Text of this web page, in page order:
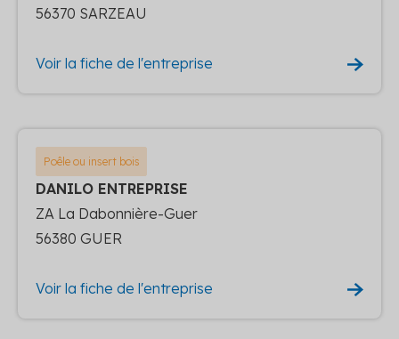
56370 SARZEAU
Voir la fiche de l'entreprise
Poêle ou insert bois
DANILO ENTREPRISE
ZA La Dabonnière-Guer
56380 GUER
Voir la fiche de l'entreprise